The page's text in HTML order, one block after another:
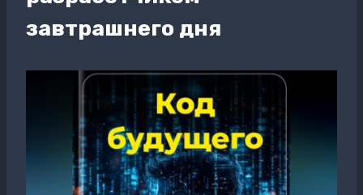
завтрашнего дня